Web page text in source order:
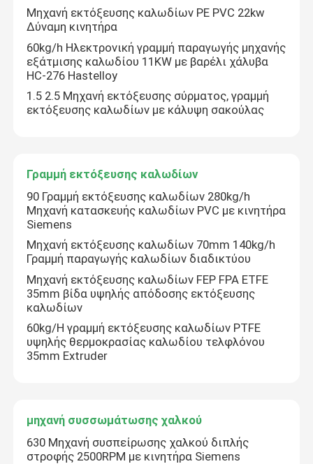
Μηχανή εκτόξευσης καλωδίων PE PVC 22kw
Δύναμη κινητήρα
60kg/h Ηλεκτρονική γραμμή παραγωγής μηχανής
εξάτμισης καλωδίου 11KW με βαρέλι χάλυβα
HC-276 Hastelloy
1.5 2.5 Μηχανή εκτόξευσης σύρματος, γραμμή
εκτόξευσης καλωδίων με κάλυψη σακούλας
Γραμμή εκτόξευσης καλωδίων
90 Γραμμή εκτόξευσης καλωδίων 280kg/h
Μηχανή κατασκευής καλωδίων PVC με κινητήρα
Siemens
Μηχανή εκτόξευσης καλωδίων 70mm 140kg/h
Γραμμή παραγωγής καλωδίων διαδικτύου
Μηχανή εκτόξευσης καλωδίων FEP FPA ETFE
35mm βίδα υψηλής απόδοσης εκτόξευσης
καλωδίων
60kg/H γραμμή εκτόξευσης καλωδίων PTFE
υψηλής θερμοκρασίας καλωδίου τελφλόνου
35mm Extruder
μηχανή συσσωμάτωσης χαλκού
630 Μηχανή συσπείρωσης χαλκού διπλής
στροφής 2500RPM με κινητήρα Siemens